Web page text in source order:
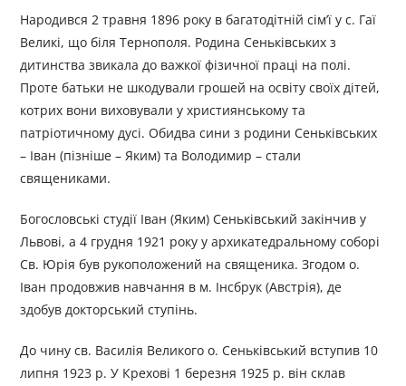
Народився 2 травня 1896 року в багатодітній сім’ї у с. Гаї
Великі, що біля Тернополя. Родина Сеньківських з
дитинства звикала до важкої фізичної праці на полі.
Проте батьки не шкодували грошей на освіту своїх дітей,
котрих вони виховували у християнському та
патріотичному дусі. Обидва сини з родини Сеньківських
– Іван (пізніше – Яким) та Володимир – стали
священиками.
Богословські студії Іван (Яким) Сеньківський закінчив у
Львові, а 4 грудня 1921 року у архикатедральному соборі
Св. Юрія був рукоположений на священика. Згодом о.
Іван продовжив навчання в м. Інсбрук (Австрія), де
здобув докторський ступінь.
До чину св. Василія Великого о. Сеньківський вступив 10
липня 1923 р. У Крехові 1 березня 1925 р. він склав